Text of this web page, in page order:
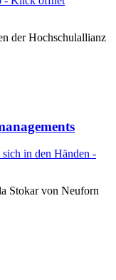
der Hochschulallianz
Stokar von Neuforn